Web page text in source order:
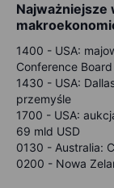
Najważniejsze
1400 - USA:
Conference Board
1430 - USA:
przemyśle
1700 - USA:
69 mld USD
0130 - Australia:
0200 - Nowa